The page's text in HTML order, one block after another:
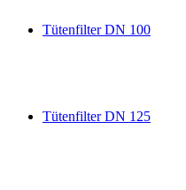
Tütenfilter DN 100
Tütenfilter DN 125